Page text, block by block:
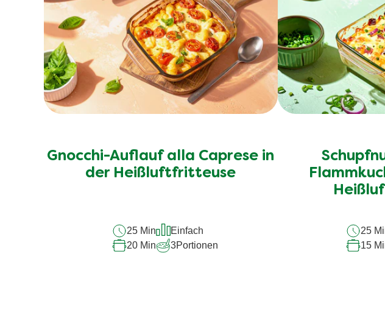
Gnocchi-Auflauf alla Caprese in
der Heißluftfritteuse
25 Min
Einfach
20 Min
3Portionen
25
15